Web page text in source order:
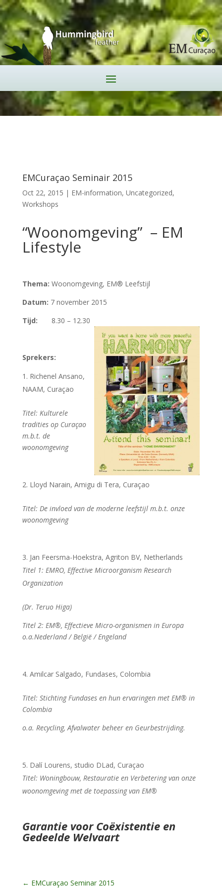
EMCuraçao Seminair 2015
Oct 22, 2015 | EM-information, Uncategorized,
Workshops
“Woonomgeving” – EM
Lifestyle
Thema: Woonomgeving, EM® Leefstijl
Datum: 7 november 2015
Tijd: 8.30 – 12.30
Sprekers:
Richenel Ansano,
NAAM, Curaçao
Titel: Kulturele
tradities op Curaçao
m.b.t. de
woonomgeving
Lloyd Narain, Amigu di Tera, Curaçao
Titel: De invloed van de moderne leefstijl m.b.t. onze
woonomgeving
Jan Feersma-Hoekstra, Agriton BV, Netherlands
Titel 1: EMRO, Effective Microorganism Research
Organization
(Dr. Teruo Higa)
Titel 2: EM®, Effectieve Micro-organismen in Europa
o.a.Nederland / België / Engeland
Amilcar Salgado, Fundases, Colombia
Titel: Stichting Fundases en hun ervaringen met EM® in
Colombia
o.a. Recycling, Afvalwater beheer en Geurbestrijding.
Dalí Lourens, studio DLad, Curaçao
Titel: Woningbouw, Restauratie en Verbetering van onze
woonomgeving met de toepassing van EM®
Garantie voor Coëxistentie en
Gedeelde Welvaart
← EMCuraçao Seminar 2015